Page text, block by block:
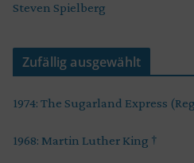
Steven Spielberg
Zufällig ausgewählt
1974: The Sugarland Express
1968: Martin Luther King †